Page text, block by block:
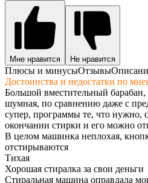
Мне нравится Не нравится
Плюсы и минусыОтзывы
Достоинства и недостатки по
Большой вместительный
шумная, по сравнению даже с
супер, программы те, что нужно,
окончании стирки и его можно
В целом машинка неплохая,
отстирываются
Тихая
Хорошая стиралка за свои деньги
Стиральная машина оправдала